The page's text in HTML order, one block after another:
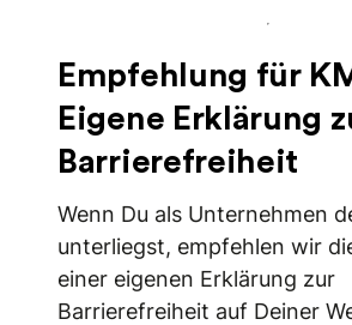
Empfehlung für
Eigene Erklärung
Barrierefreiheit
Wenn Du als Unternehmen
unterliegst, empfehlen wir
einer eigenen Erklärung zur
Barrierefreiheit auf Deiner